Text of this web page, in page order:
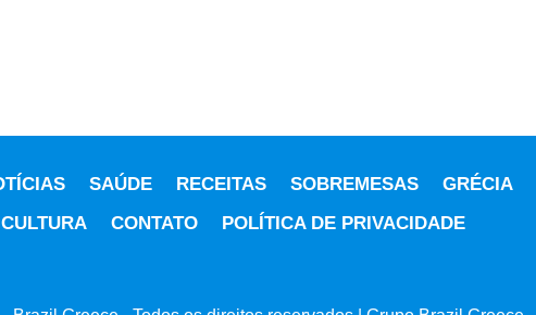
SAÚDE RECEITAS SOBREMESAS GRÉCIA
CULTURA
CONTATO POLÍTICA DE PRIVACIDADE